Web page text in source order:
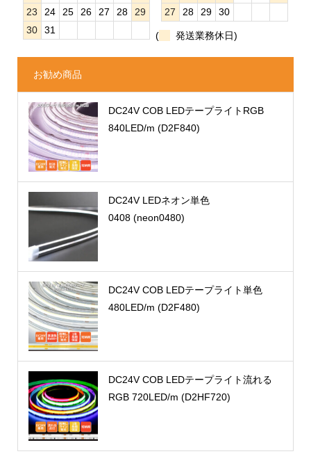
23
24 25 26 27 28
29
30
31
27
28 29 30
( 発送業務休日)
お勧め商品
DC24V COB LEDテープライトRGB
840LED/m (D2F840)
DC24V LEDネオン単色
0408 (neon0480)
DC24V COB LEDテープライト単色
480LED/m (D2F480)
DC24V COB LEDテープライト流れる
RGB 720LED/m (D2HF720)